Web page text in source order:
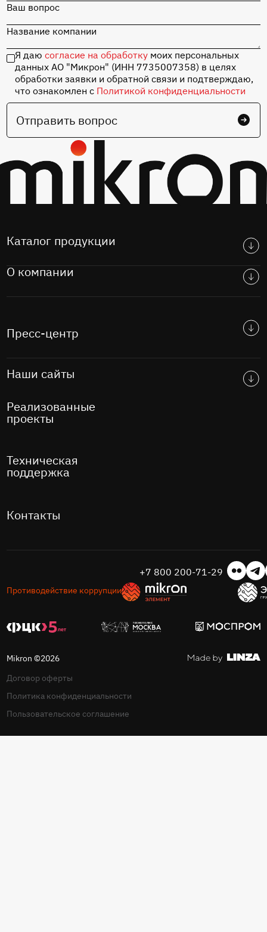
Ваш вопрос
Название компании
Я даюсогласие на обработку моих персональных
данных АО "Микрон" (ИНН 7735007358) в целях
обработки заявки и обратной связи и подтверждаю,
что ознакомлен с Политикой конфиденциальности
Отправить вопрос
Каталог продукции
О компании
Пресс-центр
Наши сайты
Реализованные
проекты
Техническая
поддержка
Контакты
Противодействие коррупции
+7 800 200-71-29
Mikron ©2026
Договор оферты
Политика конфиденциальности
Пользовательское соглашение